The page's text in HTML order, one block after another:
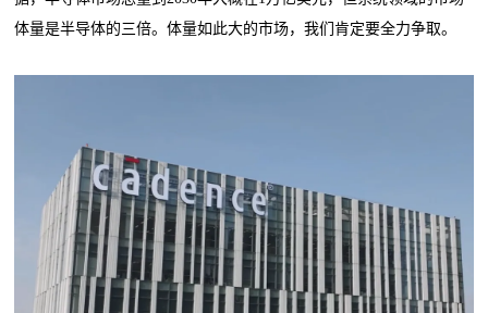
体量是半导体的三倍。体量如此大的市场，我们肯定要全力争取。